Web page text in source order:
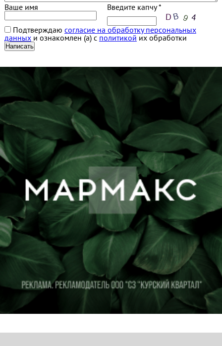
Ваше имя Введите капчу *
Подтверждаю согласие на обработку персональных
данныхи ознакомлен (а) с политикой их обработки